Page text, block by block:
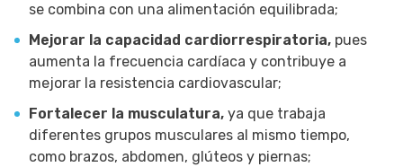
se combina con una alimentación equilibrada;
Mejorar la capacidad cardiorrespiratoria, pues
aumenta la frecuencia cardíaca y contribuye a
mejorar la resistencia cardiovascular;
Fortalecer la musculatura, ya que trabaja
diferentes grupos musculares al mismo tiempo,
como brazos, abdomen, glúteos y piernas;